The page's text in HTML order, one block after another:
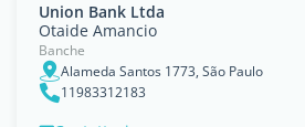
Union Bank Ltda
Otaide Amancio
Banche
Alameda Santos 1773, São Paulo
11983312183